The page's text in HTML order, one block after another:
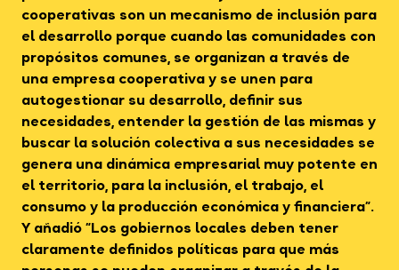
cooperativas son un mecanismo de inclusión para
el desarrollo porque cuando las comunidades con
propósitos comunes, se organizan a través de
una empresa cooperativa y se unen para
autogestionar su desarrollo, definir sus
necesidades, entender la gestión de las mismas y
buscar la solución colectiva a sus necesidades se
genera una dinámica empresarial muy potente en
el territorio, para la inclusión, el trabajo, el
consumo y la producción económica y financiera”.
Y añadió “Los gobiernos locales deben tener
claramente definidos políticas para que más